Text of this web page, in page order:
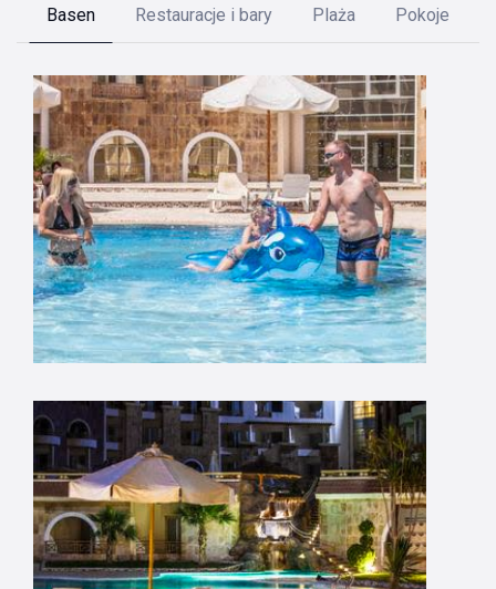
Basen Restauracje i bary Plaża Pokoje